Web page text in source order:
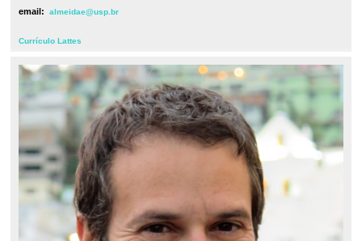
email: almeidae@usp.br
Currículo Lattes